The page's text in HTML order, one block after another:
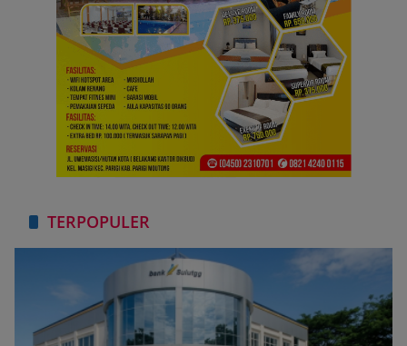
TERPOPULER